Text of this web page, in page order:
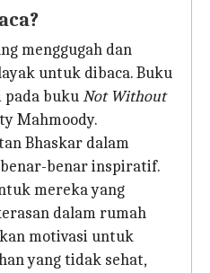
menggugah dan
untuk dibaca. Buku
bukuNot Without
Mahmoody.
Bhaskar dalam
benar inspiratif.
mereka yang
dalam rumah
motivasi untuk
yang tidak sehat,